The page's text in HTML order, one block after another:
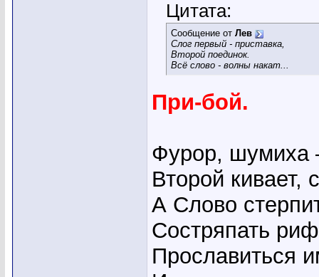
Цитата:
Сообщение от Лев
Слог первый - приставка,
Второй поединок.
Всё слово - волны накат...
При-бой.
Фурор, шумиха
Второй кивает,
А Слово
Состряпать
Прославиться